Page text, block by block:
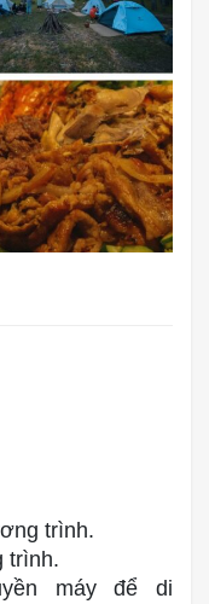
trình.
trình.
máy để di